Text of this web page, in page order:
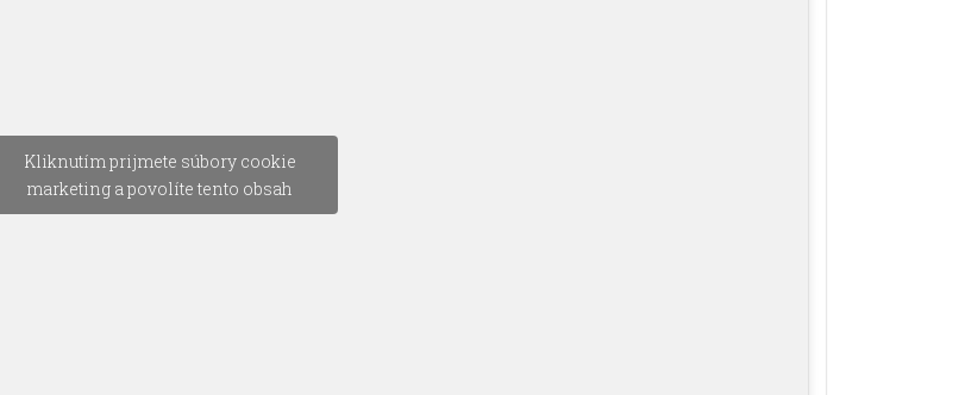
Kliknutím prijmete súbory cookie
marketing a povolíte tento obsah